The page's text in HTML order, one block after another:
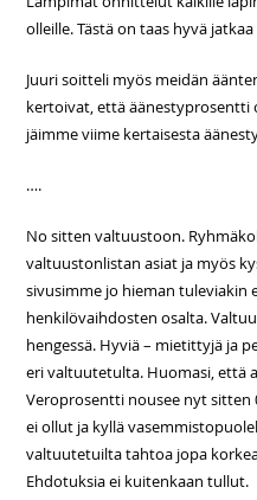
olleille. Tästä on taas hyvä
Juuri soitteli myös meidän
kertoivat, että äänestyprosentti
jäimme viime kertaisesta
….
No sitten valtuustoon.
valtuustonlistan asiat ja myös
sivusimme jo hieman tuleviakin
henkilövaihdosten osalta.
hengessä. Hyviä – mietittyjä ja
eri valtuutetulta. Huomasi, että
Veroprosentti nousee nyt
ei ollut ja kyllä
valtuutetuilta tahtoa jopa
Ehdotuksia ei kuitenkaan tullut.